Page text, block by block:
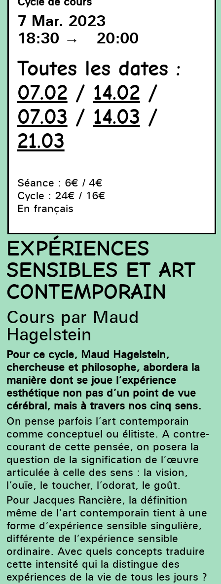
olfactive - olfactorische installatie - olfactory installation,
(Verriers - glazenmakers - glassmakers: Jean-Charles
Miot & Laeticia Andrigetto / Peintre en lettres – letters
schilder - Letter painter Christophe Chagneau) Courtesy :
Lisa Valencia, Alexandra Bessette, Victor Derudet -
Fondation Martell
7 Mar. 2023
18:30 → 20:00
Toutes les dates :
07.02 / 14.02 /
07.03 / 14.03 /
21.03
Séance : 6€ / 4€
Cycle : 24€ / 16€
En français
EXPÉRIENCES
SENSIBLES ET ART
CONTEMPORAIN
Cours par Maud
Hagelstein
Pour ce cycle, Maud Hagelstein,
chercheuse et philosophe, abordera la
manière dont se joue l’expérience
esthétique non pas d’un point de vue
cérébral, mais à travers nos cinq sens.
On pense parfois l’art contemporain
comme conceptuel ou élitiste. A contre-
courant de cette pensée, on posera la
question de la signification de l’œuvre
articulée à celle des sens : la vision,
l’ouïe, le toucher, l’odorat, le goût.
Pour Jacques Rancière, la définition
même de l’art contemporain tient à une
forme d’expérience sensible singulière,
différente de l’expérience sensible
ordinaire.Avec quels concepts traduire
cette intensité qui la distingue des
expériences de la vie de tous les jours ?